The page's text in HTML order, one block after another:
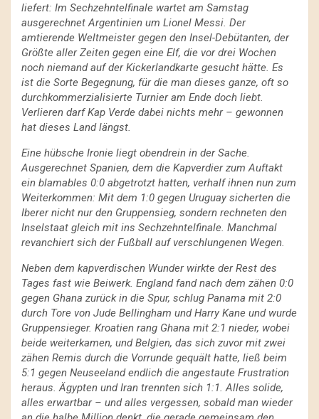
liefert: Im Sechzehntelfinale wartet am Samstag
ausgerechnet Argentinien um Lionel Messi. Der
amtierende Weltmeister gegen den Insel-Debütanten, der
Größte aller Zeiten gegen eine Elf, die vor drei Wochen
noch niemand auf der Kickerlandkarte gesucht hätte. Es
ist die Sorte Begegnung, für die man dieses ganze, oft so
durchkommerzialisierte Turnier am Ende doch liebt.
Verlieren darf Kap Verde dabei nichts mehr – gewonnen
hat dieses Land längst.
Eine hübsche Ironie liegt obendrein in der Sache.
Ausgerechnet Spanien, dem die Kapverdier zum Auftakt
ein blamables 0:0 abgetrotzt hatten, verhalf ihnen nun zum
Weiterkommen: Mit dem 1:0 gegen Uruguay sicherten die
Iberer nicht nur den Gruppensieg, sondern rechneten den
Inselstaat gleich mit ins Sechzehntelfinale. Manchmal
revanchiert sich der Fußball auf verschlungenen Wegen.
Neben dem kapverdischen Wunder wirkte der Rest des
Tages fast wie Beiwerk. England fand nach dem zähen 0:0
gegen Ghana zurück in die Spur, schlug Panama mit 2:0
durch Tore von Jude Bellingham und Harry Kane und wurde
Gruppensieger. Kroatien rang Ghana mit 2:1 nieder, wobei
beide weiterkamen, und Belgien, das sich zuvor mit zwei
zähen Remis durch die Vorrunde gequält hatte, ließ beim
5:1 gegen Neuseeland endlich die angestaute Frustration
heraus. Ägypten und Iran trennten sich 1:1. Alles solide,
alles erwartbar – und alles vergessen, sobald man wieder